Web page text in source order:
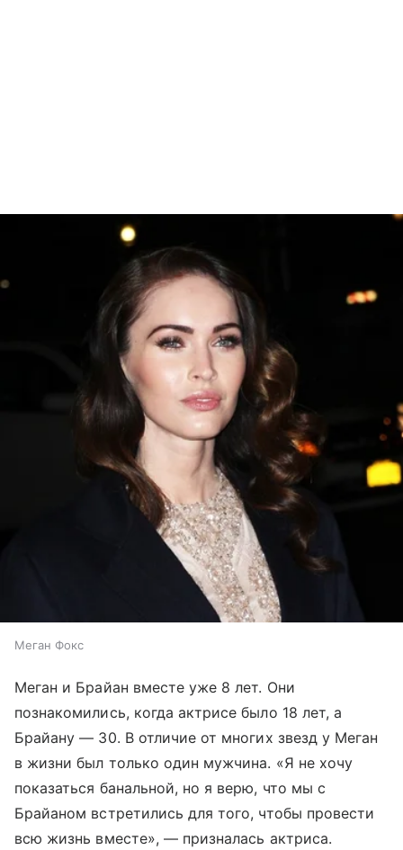
Меган Фокс
Меган и Брайан вместе уже 8 лет. Они
познакомились, когда актрисе было 18 лет, а
Брайану — 30. В отличие от многих звезд у Меган
в жизни был только один мужчина. «Я не хочу
показаться банальной, но я верю, что мы с
Брайаном встретились для того, чтобы провести
всю жизнь вместе», — призналась актриса.